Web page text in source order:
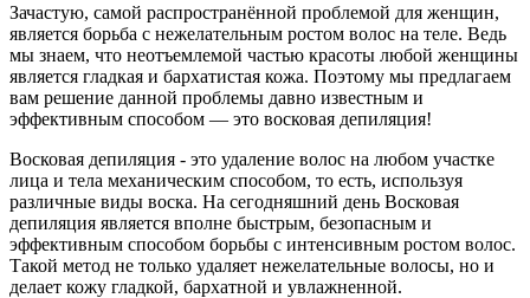
Зачастую, самой распространённой проблемой для женщин,
является борьба с нежелательным ростом волос на теле. Ведь
мы знаем, что неотъемлемой частью красоты любой женщины
является гладкая и бархатистая кожа. Поэтому мы предлагаем
вам решение данной проблемы давно известным и
эффективным способом — это восковая депиляция!
Восковая депиляция - это удаление волос на любом участке
лица и тела механическим способом, то есть, используя
различные виды воска. На сегодняшний день Восковая
депиляция является вполне быстрым, безопасным и
эффективным способом борьбы с интенсивным ростом волос.
Такой метод не только удаляет нежелательные волосы, но и
делает кожу гладкой, бархатной и увлажненной.